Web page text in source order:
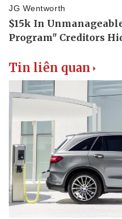
Tin liên quan